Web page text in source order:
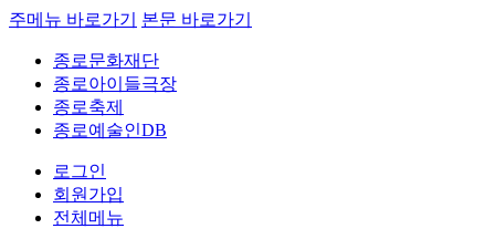
주메뉴 바로가기 본문 바로가기
종로문화재단
종로아이들극장
종로축제
종로예술인DB
로그인
회원가입
전체메뉴